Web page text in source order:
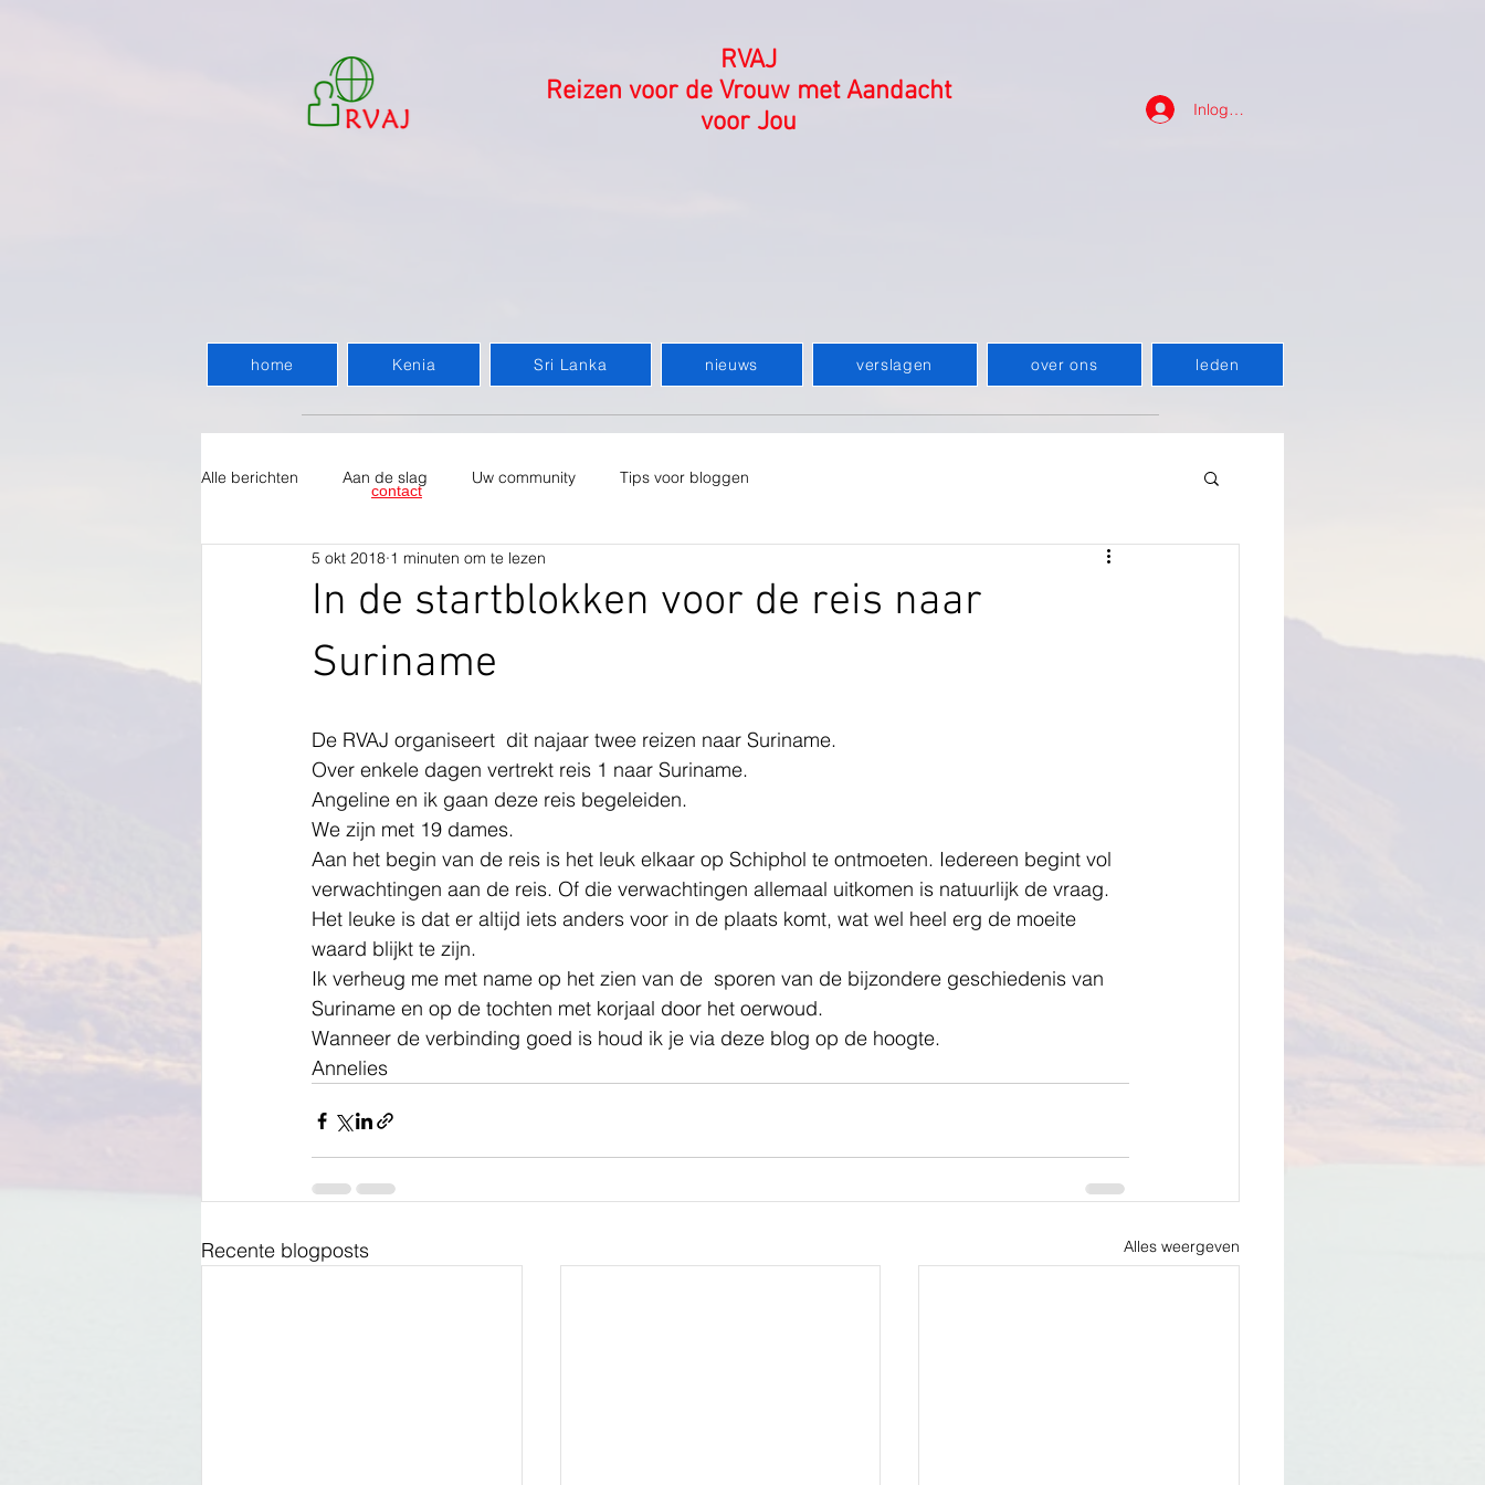
RVAJ
Reizen voor de Vrouw met Aandacht
voor Jou
Inloggen
home Kenia Sri Lanka nieuws verslagen over ons leden
Alle berichten Aan de slag Uw community Tips voor bloggen
In de startblokken voor de reis naar
Suriname
5 okt 2018 1 minuten om te lezen
De RVAJ organiseert  dit najaar twee reizen naar Suriname.
Over enkele dagen vertrekt reis 1 naar Suriname.
Angeline en ik gaan deze reis begeleiden.
We zijn met 19 dames.
Aan het begin van de reis is het leuk elkaar op Schiphol te ontmoeten. Iedereen begint vol
verwachtingen aan de reis. Of die verwachtingen allemaal uitkomen is natuurlijk de vraag.
Het leuke is dat er altijd iets anders voor in de plaats komt, wat wel heel erg de moeite
waard blijkt te zijn.
Ik verheug me met name op het zien van de  sporen van de bijzondere geschiedenis van
Suriname en op de tochten met korjaal door het oerwoud.
Wanneer de verbinding goed is houd ik je via deze blog op de hoogte.
Annelies
Recente blogposts Alles weergeven
contact